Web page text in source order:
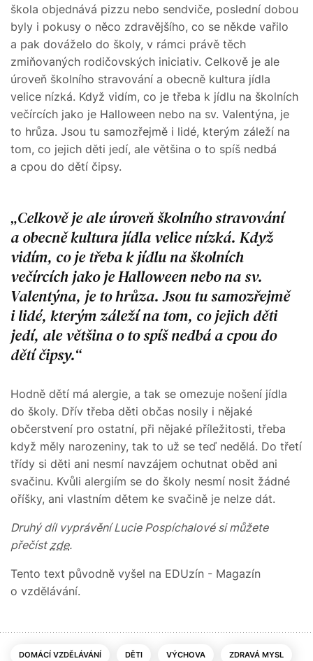
škola objednává pizzu nebo sendviče, poslední dobou
byly i pokusy o něco zdravějšího, co se někde vařilo
a pak dováželo do školy, v rámci právě těch
zmiňovaných rodičovských iniciativ. Celkově je ale
úroveň školního stravování a obecně kultura jídla
velice nízká. Když vidím, co je třeba k jídlu na školních
večírcích jako je Halloween nebo na sv. Valentýna, je
to hrůza. Jsou tu samozřejmě i lidé, kterým záleží na
tom, co jejich děti jedí, ale většina o to spíš nedbá
a cpou do dětí čipsy.
Celkově je ale úroveň školního stravování
a obecně kultura jídla velice nízká. Když
vidím, co je třeba k jídlu na školních
večírcích jako je Halloween nebo na sv.
Valentýna, je to hrůza. Jsou tu samozřejmě
i lidé, kterým záleží na tom, co jejich děti
jedí, ale většina o to spíš nedbá a cpou do
dětí čipsy.
Hodně dětí má alergie, a tak se omezuje nošení jídla
do školy. Dřív třeba děti občas nosily i nějaké
občerstvení pro ostatní, při nějaké příležitosti, třeba
když měly narozeniny, tak to už se teď nedělá. Do třetí
třídy si děti ani nesmí navzájem ochutnat oběd ani
svačinu. Kvůli alergiím se do školy nesmí nosit žádné
oříšky, ani vlastním dětem ke svačině je nelze dát.
Druhý díl vyprávění Lucie Pospíchalové si můžete
přečíst zde.
Tento text původně vyšel na EDUzín - Magazín
o vzdělávání.
DOMÁCÍ VZDĚLÁVÁNÍ DĚTI VÝCHOVA ZDRAVÁ MYSL